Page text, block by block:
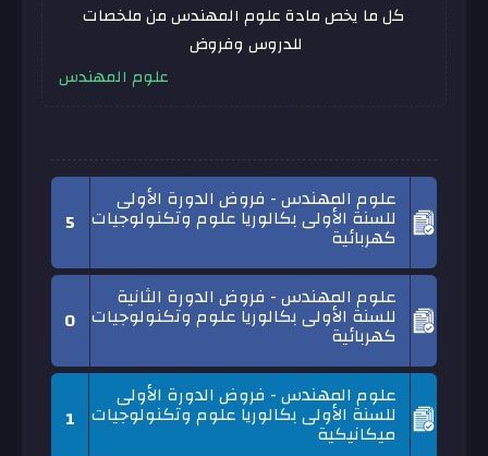
كل ما يخص مادة علوم المهندس من ملخصات
للدروس وفروض
علوم المهندس
علوم المهندس - فروض الدورة الأولى
للسنة الأولى بكالوريا علوم وتكنولوجيات
كهربائية 5
علوم المهندس - فروض الدورة الثانية
للسنة الأولى بكالوريا علوم وتكنولوجيات
كهربائية 0
علوم المهندس - فروض الدورة الأولى
للسنة الأولى بكالوريا علوم وتكنولوجيات
ميكانيكية 1